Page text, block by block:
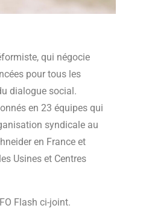
qui négocie
pour tous les
dialogue social.
en 23 équipes qui
syndicale au
en France et
Usines et Centres
Flash ci-joint.